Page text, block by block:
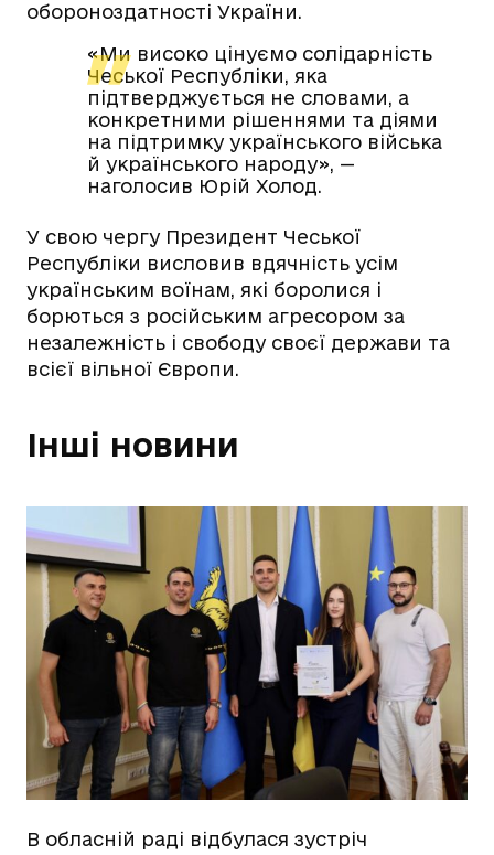
обороноздатності України.
«Ми високо цінуємо солідарність
Чеської Республіки, яка
підтверджується не словами, а
конкретними рішеннями та діями
на підтримку українського війська
й українського народу», —
наголосив Юрій Холод.
У свою чергу Президент Чеської
Республіки висловив вдячність усім
українським воїнам, які боролися і
борються з російським агресором за
незалежність і свободу своєї держави та
всієї вільної Європи.
Інші новини
В обласній раді відбулася зустріч